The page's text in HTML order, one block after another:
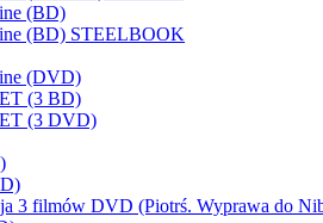
(BD)
(BD) STEELBOOK
(DVD)
(3 BD)
(3 DVD)
3 filmów DVD (Piotrś. Wyprawa do